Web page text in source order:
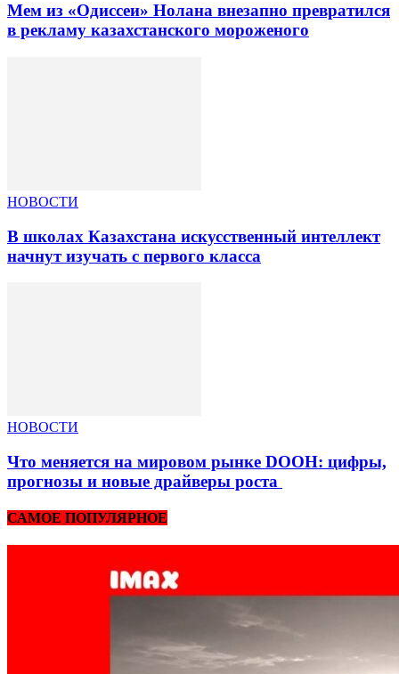
Мем из «Одиссеи» Нолана внезапно превратился
в рекламу казахстанского мороженого
НОВОСТИ
В школах Казахстана искусственный интеллект
начнут изучать с первого класса
НОВОСТИ
Что меняется на мировом рынке DOOH: цифры,
прогнозы и новые драйверы роста
САМОЕ ПОПУЛЯРНОЕ